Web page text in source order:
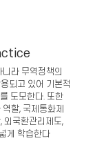
라 무역정책의
되고 있어 기본적
도모한다. 또한
할, 국제통화제
외국환관리제도,
게 학습한다